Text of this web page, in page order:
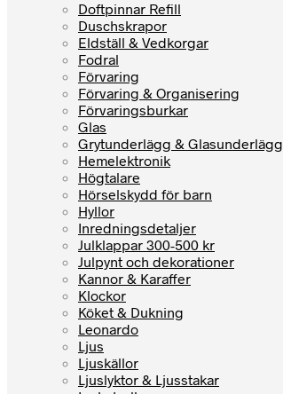
Doftpinnar Refill
Duschskrapor
Eldställ & Vedkorgar
Fodral
Förvaring
Förvaring & Organisering
Förvaringsburkar
Glas
Grytunderlägg & Glasunderlägg
Hemelektronik
Högtalare
Hörselskydd för barn
Hyllor
Inredningsdetaljer
Julklappar 300-500 kr
Julpynt och dekorationer
Kannor & Karaffer
Klockor
Köket & Dukning
Leonardo
Ljus
Ljuskällor
Ljuslyktor & Ljusstakar